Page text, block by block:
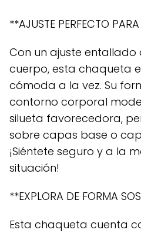
**AJUSTE PERFECTO
Con un ajuste
cuerpo, esta chaqueta
cómoda a la vez. Su
contorno corporal
silueta favorecedora,
sobre capas base o
¡Siéntete seguro y a la
situación!
**EXPLORA DE FORMA
Esta chaqueta cuenta